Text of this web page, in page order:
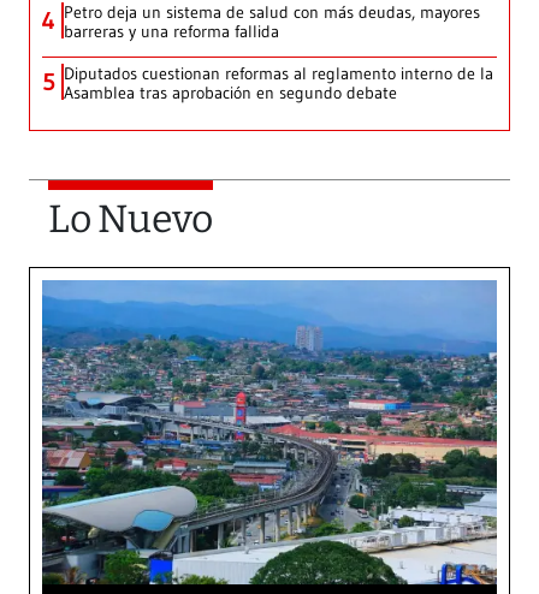
4 Petro deja un sistema de salud con más deudas, mayores
barreras y una reforma fallida
5 Diputados cuestionan reformas al reglamento interno de la
Asamblea tras aprobación en segundo debate
Lo Nuevo